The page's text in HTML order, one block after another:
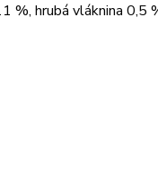
%, hrubá vláknina